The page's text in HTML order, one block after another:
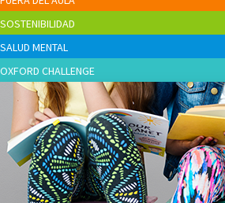
SOSTENIBILIDAD
SALUD MENTAL
OXFORD CHALLENGE